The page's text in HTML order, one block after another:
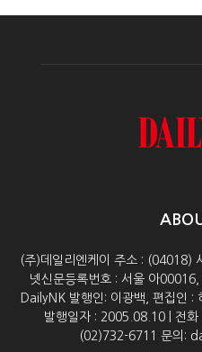
(주)데일리엔케이 주소 : (04018)
넷신문등록번호 : 서울 아
DailyNK 발행인: 이광백, 편집인 :
발행일자 : 2005.08.10 | 전
(02)732-6711 문의: